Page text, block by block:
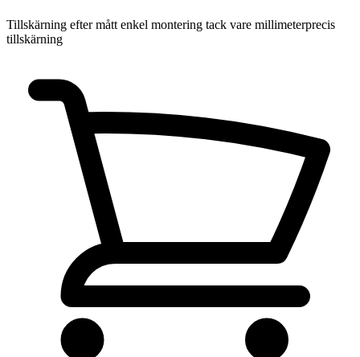
Tillskärning efter mått enkel montering tack vare millimeterprecis
tillskärning